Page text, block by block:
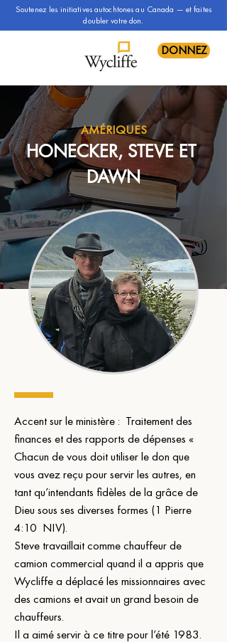
Soutenez les initiatives autochtones au Canada — et faites
doubler votre don.
DONNEZ
AMÉRIQUES
HONECKER, STEVE ET
DAWN
Accent sur le ministère :  Traitement des
finances et des rapports de dépenses «
Chacun de vous doit utiliser le don que
vous avez reçu pour servir les autres, en
tant qu’intendants fidèles de la grâce de
Dieu sous ses diverses formes (1 Pierre
4:10  NIV).
Steve travaillait comme chauffeur de
camion commercial quand il a appris que
Wycliffe a déplacé les missionnaires avec
des camions et avait un grand besoin de
chauffeurs.
Il a aimé servir à ce titre pour l’été 1983.